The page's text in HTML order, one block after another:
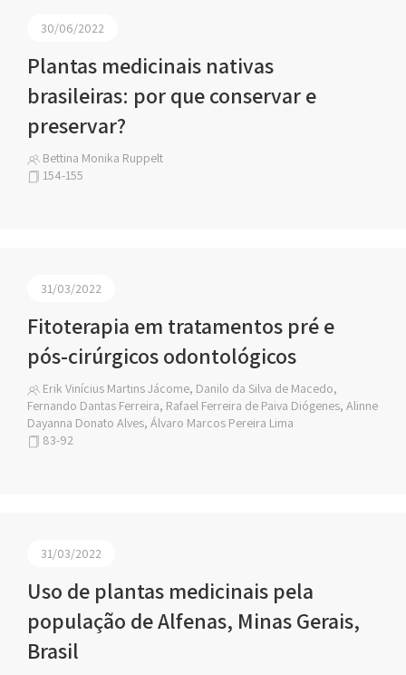
30/06/2022
Plantas medicinais nativas
brasileiras: por que conservar e
preservar?
Bettina Monika Ruppelt
154-155
31/03/2022
Fitoterapia em tratamentos pré e
pós-cirúrgicos odontológicos
Erik Vinícius Martins Jácome, Danilo da Silva de Macedo,
Fernando Dantas Ferreira, Rafael Ferreira de Paiva Diógenes, Alinne
Dayanna Donato Alves, Álvaro Marcos Pereira Lima
83-92
31/03/2022
Uso de plantas medicinais pela
população de Alfenas, Minas Gerais,
Brasil